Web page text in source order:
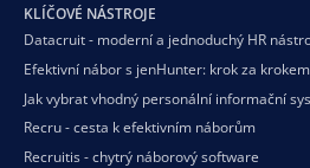
KLÍČOVÉ NÁSTROJE
Datacruit - moderní a jednoduchý HR
Efektivní nábor s jenHunter: krok za krokem
Jak vybrat vhodný personální informační
Recru - cesta k efektivním náborům
Recruitis - chytrý náborový software